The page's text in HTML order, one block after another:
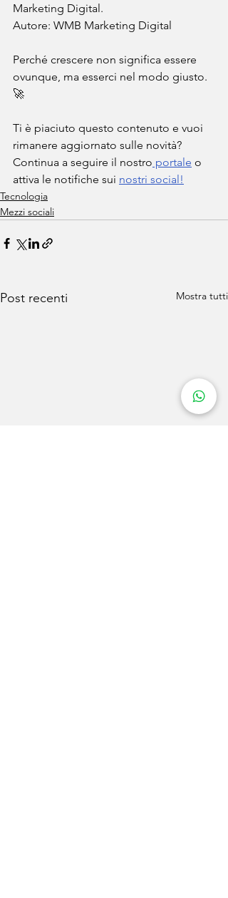
Marketing Digital.
Autore: WMB Marketing Digital
Perché crescere non significa essere
ovunque, ma esserci nel modo giusto.
🚀
Ti è piaciuto questo contenuto e vuoi
rimanere aggiornato sulle novità?
Continua a seguire il nostro portale o
attiva le notifiche sui nostri social!
Tecnologia
Mezzi sociali
Post recenti Mostra tutti